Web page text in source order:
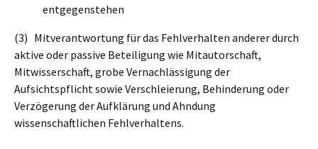
entgegenstehen
(3) Mitverantwortung für das Fehlverhalten anderer durch
aktive oder passive Beteiligung wie Mitautorschaft,
Mitwisserschaft, grobe Vernachlässigung der
Aufsichtspflicht sowie Verschleierung, Behinderung oder
Verzögerung der Aufklärung und Ahndung
wissenschaftlichen Fehlverhaltens.